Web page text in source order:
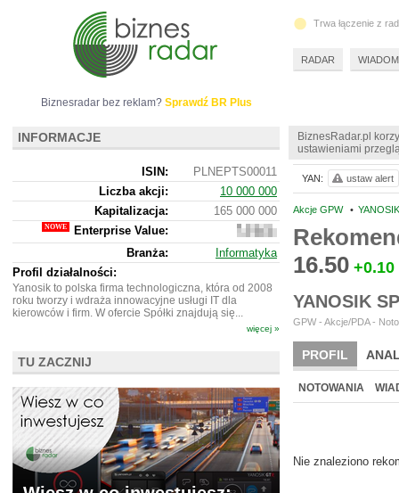
BiznesRadar.pl
ustawieniami
Akcje GPW •
16.50 +0.10
YANOSIK
GPW - Akcje/PDA -
PROFIL
BR LAB
NOTOWANIA
Nie znaleziono
YAN: ustaw alert
Biznesradar bez reklam? Sprawdź BR Plus
INFORMACJE
ISIN:
PLNEPTS00011
Liczba akcji:
10 000 000
Kapitalizacja:
165 000 000
Enterprise Value:
150
634
000
Branża:
Informatyka
Profil działalności:
Yanosik to polska firma technologiczna, która od 2008
roku tworzy i wdraża innowacyjne usługi IT dla
kierowców i firm. W ofercie Spółki znajdują się...
więcej »
TU ZACZNIJ
Trwa łączenie z
RADAR